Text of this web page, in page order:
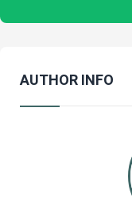
AUTHOR INFO